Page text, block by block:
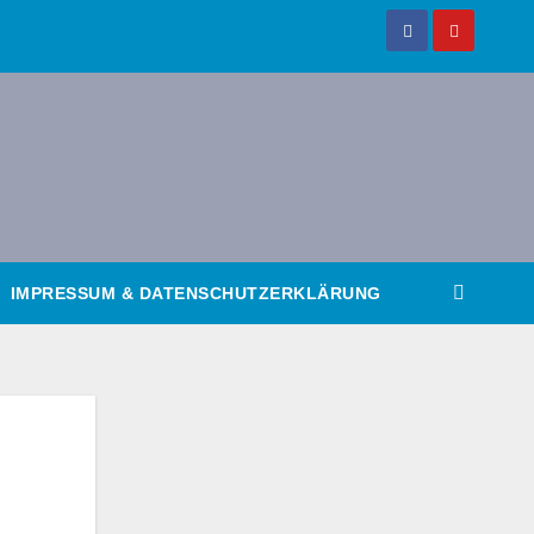
IMPRESSUM & DATENSCHUTZERKLÄRUNG